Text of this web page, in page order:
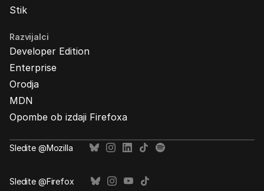
Stik
Razvijalci
Developer Edition
Enterprise
Orodja
MDN
Opombe ob izdaji Firefoxa
Sledite @Mozilla
Sledite @Firefox